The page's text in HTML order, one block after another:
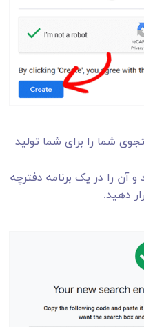
شما را برای شما تولید
آن را در یک برنامه دفترچه
دهید.